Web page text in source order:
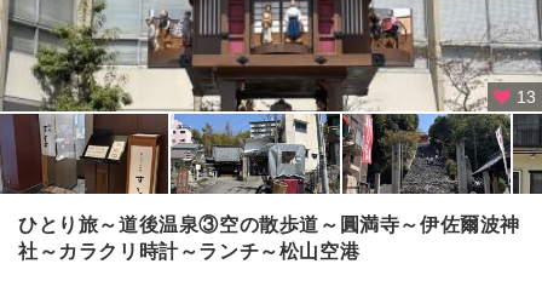
13
ひとり旅～道後温泉③空の散歩道～圓満寺～伊佐爾波神
社～カラクリ時計～ランチ～松山空港